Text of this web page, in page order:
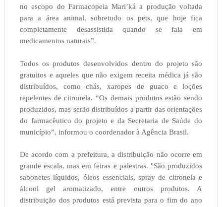
no escopo do Farmacopeia Mari’ká a produção voltada
para a área animal, sobretudo os pets, que hoje fica
completamente desassistida quando se fala em
medicamentos naturais”.
Todos os produtos desenvolvidos dentro do projeto são
gratuitos e aqueles que não exigem receita médica já são
distribuídos, como chás, xaropes de guaco e loções
repelentes de citronela. “Os demais produtos estão sendo
produzidos, mas serão distribuídos a partir das orientações
do farmacêutico do projeto e da Secretaria de Saúde do
município”, informou o coordenador à Agência Brasil.
De acordo com a prefeitura, a distribuição não ocorre em
grande escala, mas em feiras e palestras. "São produzidos
sabonetes líquidos, óleos essenciais, spray de citronela e
álcool gel aromatizado, entre outros produtos. A
distribuição dos produtos está prevista para o fim do ano